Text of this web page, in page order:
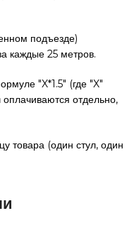
подъезде)
каждые 25 метров.
"X*1.5" (где "X"
отдельно,
товара (один стул, один